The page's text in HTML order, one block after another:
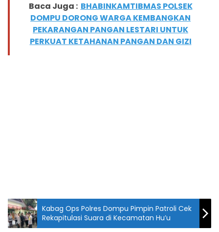
Baca Juga : BHABINKAMTIBMAS POLSEK
DOMPU DORONG WARGA KEMBANGKAN
PEKARANGAN PANGAN LESTARI UNTUK
PERKUAT KETAHANAN PANGAN DAN GIZI
Kabag Ops Polres Dompu Pimpin Patroli Cek
Rekapitulasi Suara di Kecamatan Hu’u